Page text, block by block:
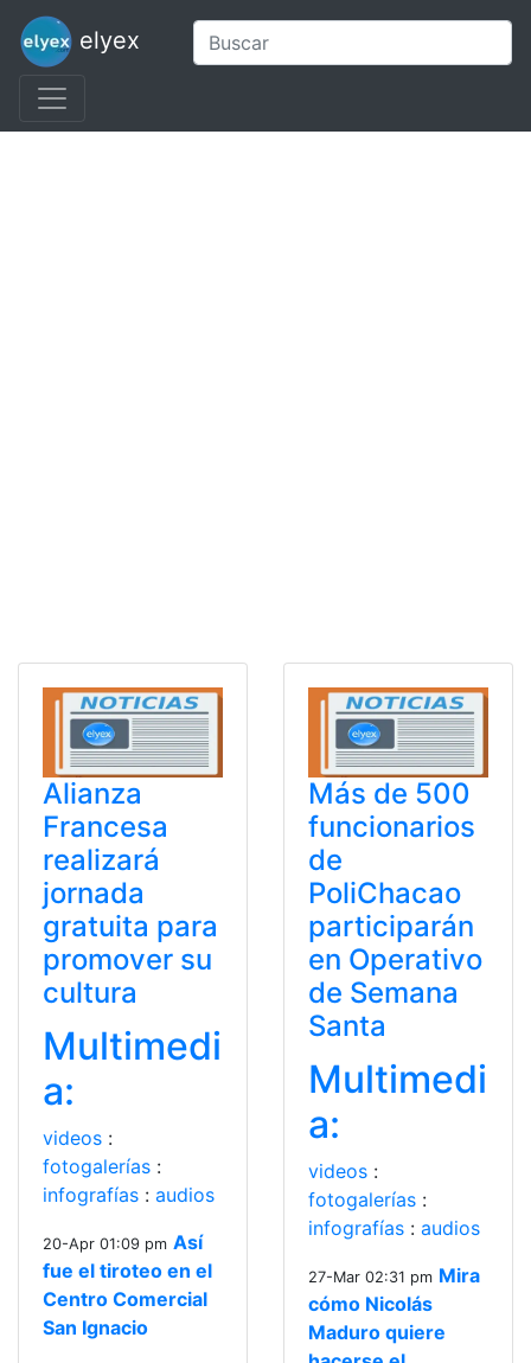
elyex
Alianza
Francesa
realizará
jornada
gratuita para
promover su
cultura
Multimedi
a:
videos :
fotogalerías :
infografías : audios
20-Apr 01:09 pm Así
fue el tiroteo en el
Centro Comercial
San Ignacio
Más de 500
funcionarios
de
PoliChacao
participarán
en Operativo
de Semana
Santa
Multimedi
a:
videos :
fotogalerías :
infografías : audios
27-Mar 02:31 pm Mira
cómo Nicolás
Maduro quiere